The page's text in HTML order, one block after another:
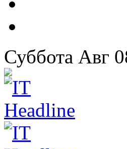
Суббота Авг